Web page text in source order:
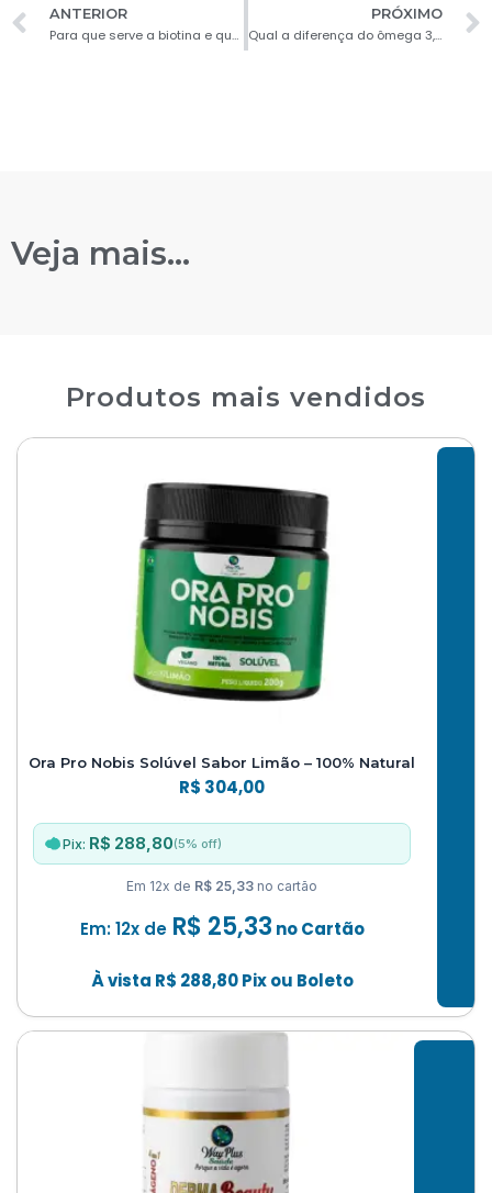
ANTERIOR
Para que serve a biotina e quais são os seus benefícios?
PRÓXIMO
Qual a diferença do ômega 3, 6 e 9?
Veja mais...
Produtos mais vendidos
Ora Pro Nobis Solúvel Sabor Limão – 100% Natural
R$ 304,00
Pix: R$ 288,80(5% off)
Em 12x de R$ 25,33 no cartão
Em: 12x de R$ 25,33 no Cartão
À vista R$ 288,80 Pix ou Boleto